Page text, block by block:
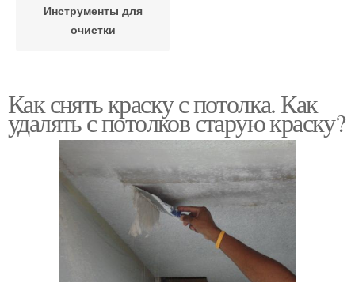
Инструменты для
очистки
Как снять краску с потолка. Как
удалять с потолков старую краску?